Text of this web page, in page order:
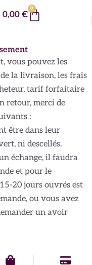
0,00€
0
Panier
vous pouvez les
la livraison, les frais
tarif forfaitaire
retour, merci de
:
être dans leur
ni descellés.
échange, il faudra
et pour le
20 jours ouvrés est
ou vous avez
un avoir